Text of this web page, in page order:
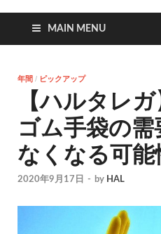
MAIN MENU
年間 / ピックアップ
【ハルタレ
ゴム手袋の
なくなる可能
2020年9月17日 - by HAL